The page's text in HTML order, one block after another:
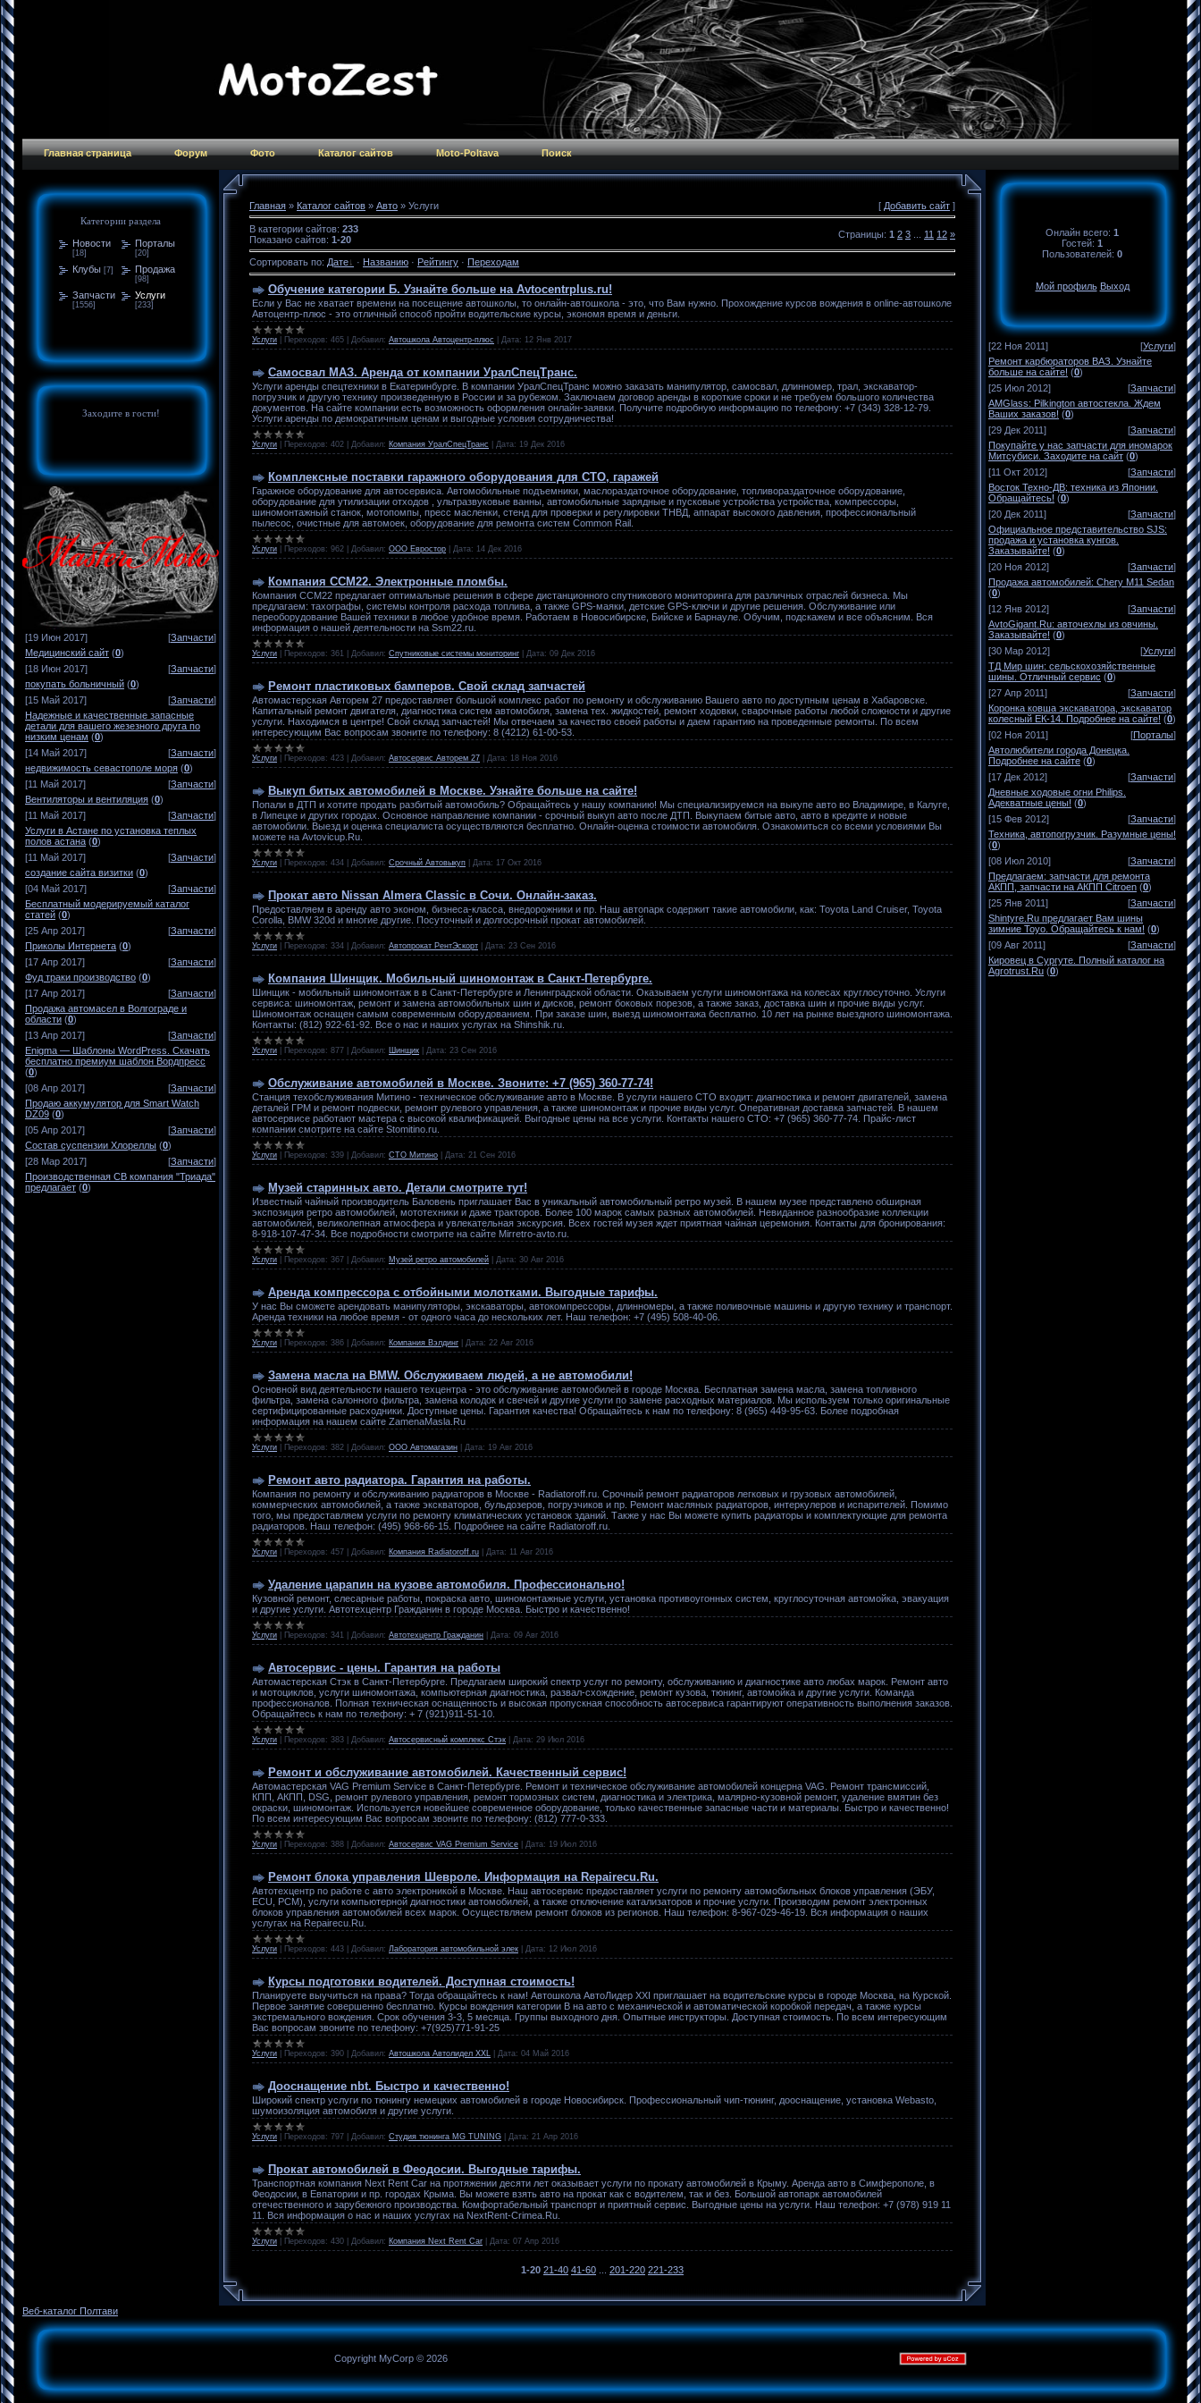
Главная страница Форум Фото Каталог сайтов Moto-Poltava Поиск
Категории раздела
Новости
[18]
Порталы
[20]
Клубы [7] Продажа
[98]
Запчасти
[1556]
Услуги
[233]
Заходите в гости!
[19 Июн 2017] [Запчасти]
Медицинский сайт (0)
[18 Июн 2017]
[Запчасти]
покупать больничный (0)
[15 Май 2017]
[Запчасти]
Надежные и качественные запасные
детали для вашего жезезного друга по
низким ценам (0)
[14 Май 2017]
[Запчасти]
недвижимость севастополе моря (0)
[11 Май 2017]
[Запчасти]
Вентиляторы и вентиляция (0)
[11 Май 2017]
[Запчасти]
Услуги в Астане по установка теплых
полов астана (0)
[11 Май 2017]
[Запчасти]
создание сайта визитки (0)
[04 Май 2017]
[Запчасти]
Бесплатный модерируемый каталог
статей (0)
[25 Апр 2017]
[Запчасти]
Приколы Интернета (0)
[17 Апр 2017]
[Запчасти]
Фуд траки производство (0)
[17 Апр 2017]
[Запчасти]
Продажа автомасел в Волгограде и
области (0)
[13 Апр 2017]
[Запчасти]
Enigma — Шаблоны WordPress. Скачать
бесплатно премиум шаблон Вордпресс
(0)
[08 Апр 2017]
[Запчасти]
Продаю аккумулятор для Smart Watch
DZ09 (0)
[05 Апр 2017]
[Запчасти]
Состав суспензии Хлореллы (0)
[28 Мар 2017]
[Запчасти]
Производственная СВ компания "Триада"
предлагает (0)
Главная » Каталог сайтов » Авто » Услуги [ Добавить сайт ]
В категории сайтов: 233
Показано сайтов: 1-20 Страницы: 1 2 3 11 12 »
Сортировать по: Дате · Названию · Рейтингу · Переходам
Обучение категории Б. Узнайте больше на Avtocentrplus.ru!
Если у Вас не хватает времени на посещение автошколы, то онлайн-автошкола - это, что Вам нужно. Прохождение курсов вождения в online-автошколе
Автоцентр-плюс - это отличный способ пройти водительские курсы, экономя время и деньги.
Услуги Переходов: 465 Добавил: Автошкола Автоцентр-плюс Дата: 12 Янв 2017
Самосвал МАЗ. Аренда от компании УралСпецТранс.
Услуги аренды спецтехники в Екатеринбурге. В компании УралСпецТранс можно заказать манипулятор, самосвал, длинномер, трал, экскаватор-
погрузчик и другую технику произведенную в России и за рубежом. Заключаем договор аренды в короткие сроки и не требуем большого количества
документов. На сайте компании есть возможность оформления онлайн-заявки. Получите подробную информацию по телефону: +7 (343) 328-12-79.
Услуги аренды по демократичным ценам и выгодные условия сотрудничества!
Услуги Переходов: 402 Добавил: Компания УралСпецТранс Дата: 19 Дек 2016
Комплексные поставки гаражного оборудования для СТО, гаражей
Гаражное оборудование для автосервиса. Автомобильные подъемники, маслораздаточное оборудование, топливораздаточное оборудование,
оборудование для утилизации отходов , ультразвуковые ванны, автомобильные зарядные и пусковые устройства устройства, компрессоры,
шиномонтажный станок, мотопомпы, пресс масленки, стенд для проверки и регулировки ТНВД, аппарат высокого давления, профессиональный
пылесос, очистные для автомоек, оборудование для ремонта систем Common Rail.
Услуги Переходов: 962 Добавил: ООО Евростор Дата: 14 Дек 2016
Компания ССМ22. Электронные пломбы.
Компания ССМ22 предлагает оптимальные решения в сфере дистанционного спутникового мониторинга для различных отраслей бизнеса. Мы
предлагаем: тахографы, системы контроля расхода топлива, а также GPS-маяки, детские GPS-ключи и другие решения. Обслуживание или
переоборудование Вашей техники в любое удобное время. Работаем в Новосибирске, Бийске и Барнауле. Обучим, подскажем и все объясним. Вся
информация о нашей деятельности на Ssm22.ru.
Услуги Переходов: 361 Добавил: Спутниковые системы мониторинг Дата: 09 Дек 2016
Ремонт пластиковых бамперов. Свой склад запчастей
Автомастерская Авторем 27 предоставляет большой комплекс работ по ремонту и обслуживанию Вашего авто по доступным ценам в Хабаровске.
Капитальный ремонт двигателя, диагностика систем автомобиля, замена тех. жидкостей, ремонт ходовки, сварочные работы любой сложности и другие
услуги. Находимся в центре! Свой склад запчастей! Мы отвечаем за качество своей работы и даем гарантию на проведенные ремонты. По всем
интересующим Вас вопросам звоните по телефону: 8 (4212) 61-00-53.
Услуги Переходов: 423 Добавил: Автосервис Авторем 27 Дата: 18 Ноя 2016
Выкуп битых автомобилей в Москве. Узнайте больше на сайте!
Попали в ДТП и хотите продать разбитый автомобиль? Обращайтесь у нашу компанию! Мы специализируемся на выкупе авто во Владимире, в Калуге,
в Липецке и других городах. Основное направление компании - срочный выкуп авто после ДТП. Выкупаем битые авто, авто в кредите и новые
автомобили. Выезд и оценка специалиста осуществляются бесплатно. Онлайн-оценка стоимости автомобиля. Ознакомиться со всеми условиями Вы
можете на Avtovicup.Ru.
Услуги Переходов: 434 Добавил: Срочный Автовыкуп Дата: 17 Окт 2016
Прокат авто Nissan Almera Classic в Сочи. Онлайн-заказ.
Предоставляем в аренду авто эконом, бизнеса-класса, внедорожники и пр. Наш автопарк содержит такие автомобили, как: Toyota Land Cruiser, Toyota
Corolla, BMW 320d и многие другие. Посуточный и долгосрочный прокат автомобилей.
Услуги Переходов: 334 Добавил: Автопрокат РентЭскорт Дата: 23 Сен 2016
Компания Шинщик. Мобильный шиномонтаж в Санкт-Петербурге.
Шинщик - мобильный шиномонтаж в в Санкт-Петербурге и Ленинградской области. Оказываем услуги шиномонтажа на колесах круглосуточно. Услуги
сервиса: шиномонтаж, ремонт и замена автомобильных шин и дисков, ремонт боковых порезов, а также заказ, доставка шин и прочие виды услуг.
Шиномонтаж оснащен самым современным оборудованием. При заказе шин, выезд шиномонтажа бесплатно. 10 лет на рынке выездного шиномонтажа.
Контакты: (812) 922-61-92. Все о нас и наших услугах на Shinshik.ru.
Услуги Переходов: 877 Добавил: Шинщик Дата: 23 Сен 2016
Обслуживание автомобилей в Москве. Звоните: +7 (965) 360-77-74!
Станция техобслуживания Митино - техническое обслуживание авто в Москве. В услуги нашего СТО входит: диагностика и ремонт двигателей, замена
деталей ГРМ и ремонт подвески, ремонт рулевого управления, а также шиномонтаж и прочие виды услуг. Оперативная доставка запчастей. В нашем
автосервисе работают мастера с высокой квалификацией. Выгодные цены на все услуги. Контакты нашего СТО: +7 (965) 360-77-74. Прайс-лист
компании смотрите на сайте Stomitino.ru.
Услуги Переходов: 339 Добавил: СТО Митино Дата: 21 Сен 2016
Музей старинных авто. Детали смотрите тут!
Известный чайный производитель Баловень приглашает Вас в уникальный автомобильный ретро музей. В нашем музее представлено обширная
экспозиция ретро автомобилей, мототехники и даже тракторов. Более 100 марок самых разных автомобилей. Невиданное разнообразие коллекции
автомобилей, великолепная атмосфера и увлекательная экскурсия. Всех гостей музея ждет приятная чайная церемония. Контакты для бронирования:
8-918-107-47-34. Все подробности смотрите на сайте Mirretro-avto.ru.
Услуги Переходов: 367 Добавил: Музей ретро автомобилей Дата: 30 Авг 2016
Аренда компрессора с отбойными молотками. Выгодные тарифы.
У нас Вы сможете арендовать манипуляторы, экскаваторы, автокомпрессоры, длинномеры, а также поливочные машины и другую технику и транспорт.
Аренда техники на любое время - от одного часа до нескольких лет. Наш телефон: +7 (495) 508-40-06.
Услуги Переходов: 386 Добавил: Компания Вэлдинг Дата: 22 Авг 2016
Замена масла на BMW. Обслуживаем людей, а не автомобили!
Основной вид деятельности нашего техцентра - это обслуживание автомобилей в городе Москва. Бесплатная замена масла, замена топливного
фильтра, замена салонного фильтра, замена колодок и свечей и другие услуги по замене расходных материалов. Мы используем только оригинальные
сертифицированные расходники. Доступные цены. Гарантия качества! Обращайтесь к нам по телефону: 8 (965) 449-95-63. Более подробная
информация на нашем сайте ZamenaMasla.Ru
Услуги Переходов: 382 Добавил: ООО Автомагазин Дата: 19 Авг 2016
Ремонт авто радиатора. Гарантия на работы.
Компания по ремонту и обслуживанию радиаторов в Москве - Radiatoroff.ru. Срочный ремонт радиаторов легковых и грузовых автомобилей,
коммерческих автомобилей, а также экскваторов, бульдозеров, погрузчиков и пр. Ремонт масляных радиаторов, интеркулеров и испарителей. Помимо
того, мы предоставляем услуги по ремонту климатических установок зданий. Также у нас Вы можете купить радиаторы и комплектующие для ремонта
радиаторов. Наш телефон: (495) 968-66-15. Подробнее на сайте Radiatoroff.ru.
Услуги Переходов: 457 Добавил: Компания Radiatoroff.ru Дата: 11 Авг 2016
Удаление царапин на кузове автомобиля. Профессионально!
Кузовной ремонт, слесарные работы, покраска авто, шиномонтажные услуги, установка противоугонных систем, круглосуточная автомойка, эвакуация
и другие услуги. Автотехцентр Гражданин в городе Москва. Быстро и качественно!
Услуги Переходов: 341 Добавил: Автотехцентр Гражданин Дата: 09 Авг 2016
Автосервис - цены. Гарантия на работы
Автомастерская Стэк в Санкт-Петербурге. Предлагаем широкий спектр услуг по ремонту, обслуживанию и диагностике авто любах марок. Ремонт авто
и мотоциклов, услуги шиномонтажа, компьютерная диагностика, развал-схождение, ремонт кузова, тюнинг, автомойка и другие услуги. Команда
профессионалов. Полная техническая оснащенность и высокая пропускная способность автосервиса гарантируют оперативность выполнения заказов.
Обращайтесь к нам по телефону: + 7 (921)911-51-10.
Услуги Переходов: 383 Добавил: Автосервисный комплекс Стэк Дата: 29 Июл 2016
Ремонт и обслуживание автомобилей. Качественный сервис!
Автомастерская VAG Premium Service в Санкт-Петербурге. Ремонт и техническое обслуживание автомобилей концерна VAG. Ремонт трансмиссий,
КПП, АКПП, DSG, ремонт рулевого управления, ремонт тормозных систем, диагностика и электрика, малярно-кузовной ремонт, удаление вмятин без
окраски, шиномонтаж. Используется новейшее современное оборудование, только качественные запасные части и материалы. Быстро и качественно!
По всем интересующим Вас вопросам звоните по телефону: (812) 777-0-333.
Услуги Переходов: 388 Добавил: Автосервис VAG Premium Service Дата: 19 Июл 2016
Ремонт блока управления Шевроле. Информация на Repairecu.Ru.
Автотехцентр по работе с авто электроникой в Москве. Наш автосервис предоставляет услуги по ремонту автомобильных блоков управления (ЭБУ,
ECU, PCM), услуги компьютерной диагностики автомобилей, а также отключение катализаторов и прочие услуги. Производим ремонт электронных
блоков управления автомобилей всех марок. Осуществляем ремонт блоков из регионов. Наш телефон: 8-967-029-46-19. Вся информация о наших
услугах на Repairecu.Ru.
Услуги Переходов: 443 Добавил: Лаборатория автомобильной элек Дата: 12 Июл 2016
Курсы подготовки водителей. Доступная стоимость!
Планируете выучиться на права? Тогда обращайтесь к нам! Автошкола АвтоЛидер XXI приглашает на водительские курсы в городе Москва, на Курской.
Первое занятие совершенно бесплатно. Курсы вождения категории B на авто с механической и автоматической коробкой передач, а также курсы
экстремального вождения. Срок обучения 3-3, 5 месяца. Группы выходного дня. Опытные инструкторы. Доступная стоимость. По всем интересующим
Вас вопросам звоните по телефону: +7(925)771-91-25
Услуги Переходов: 390 Добавил: Автошкола Автолидел XXL Дата: 04 Май 2016
Дооснащение nbt. Быстро и качественно!
Широкий спектр услуги по тюнингу немецких автомобилей в городе Новосибирск. Профессиональный чип-тюнинг, дооснащение, установка Webasto,
шумоизоляция автомобиля и другие услуги.
Услуги Переходов: 797 Добавил: Студия тюнинга MG TUNING Дата: 21 Апр 2016
Прокат автомобилей в Феодосии. Выгодные тарифы.
Транспортная компания Next Rent Car на протяжении десяти лет оказывает услуги по прокату автомобилей в Крыму. Аренда авто в Симферополе, в
Феодосии, в Евпатории и пр. городах Крыма. Вы можете взять авто на прокат как с водителем, так и без. Большой автопарк автомобилей
отечественного и зарубежного производства. Комфортабельный транспорт и приятный сервис. Выгодные цены на услуги. Наш телефон: +7 (978) 919 11
11. Вся информация о нас и наших услугах на NextRent-Crimea.Ru.
Услуги Переходов: 430 Добавил: Компания Next Rent Car Дата: 07 Апр 2016
1-20 21-40 41-60 201-220 221-233
Онлайн всего: 1
Гостей: 1
Пользователей: 0
Мой профиль Выход
[22 Ноя 2011] [Услуги]
Ремонт карбюраторов ВАЗ. Узнайте
больше на сайте! (0)
[25 Июл 2012]
[Запчасти]
AMGlass: Pilkington автостекла. Ждем
Ваших заказов! (0)
[29 Дек 2011]
[Запчасти]
Покупайте у нас запчасти для иномарок
Митсубиси. Заходите на сайт (0)
[11 Окт 2012]
[Запчасти]
Восток Техно-ДВ: техника из Японии.
Обращайтесь! (0)
[20 Дек 2011]
[Запчасти]
Официальное представительство SJS:
продажа и установка кунгов.
Заказывайте! (0)
[20 Ноя 2012]
[Запчасти]
Продажа автомобилей: Сhery M11 Sedan
(0)
[12 Янв 2012]
[Запчасти]
AvtoGigant.Ru: авточехлы из овчины.
Заказывайте! (0)
[30 Мар 2012]
[Услуги]
ТД Мир шин: сельскохозяйственные
шины. Отличный сервис (0)
[27 Апр 2011]
[Запчасти]
Коронка ковша экскаватора, экскаватор
колесный ЕК-14. Подробнее на сайте! (0)
[02 Ноя 2011]
[Порталы]
Автолюбители города Донецка.
Подробнее на сайте (0)
[17 Дек 2012]
[Запчасти]
Дневные ходовые огни Philips.
Адекватные цены! (0)
[15 Фев 2012]
[Запчасти]
Техника, автопогрузчик. Разумные цены!
(0)
[08 Июл 2010]
[Запчасти]
Предлагаем: запчасти для ремонта
АКПП, запчасти на АКПП Citroen (0)
[25 Янв 2011]
[Запчасти]
Shintyre.Ru предлагает Вам шины
зимние Toyo. Обращайтесь к нам! (0)
[09 Авг 2011]
[Запчасти]
Кировец в Сургуте. Полный каталог на
Agrotrust.Ru (0)
Веб-каталог Полтави
Copyright MyCorp © 2026